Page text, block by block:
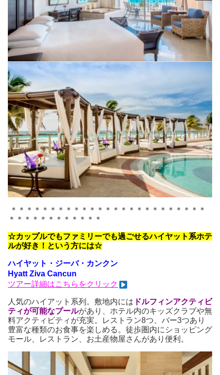
＊＊＊＊＊＊＊＊＊＊＊＊＊＊＊＊＊＊＊＊＊＊＊＊＊
＊＊＊＊＊＊＊＊＊＊＊＊
☆カップルでもファミリーでも過ごせるハイヤット系ホテ
ルが好き！という方には☆
ハイヤット・ジーバ・カンクン
Hyatt Ziva Cancun
ツアー詳細はこちらをクリック
人気のハイアット系列。敷地内には ドルフィンアクティビ
ティが可能なプールがあり、ホテル内のキッズクラブや無
料アクティビティが充実。レストラン8つ、バー3つあり
豊富な種類のお食事を楽しめる。徒歩圏内にショッピング
モール、レストラン、お土産物屋さんがあり便利。